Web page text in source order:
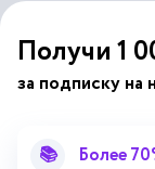
Подписывайся на
Лекторий
Получи 1
за подписку на
📚 Более